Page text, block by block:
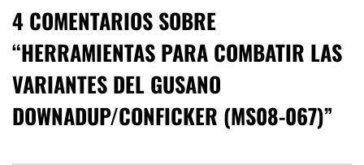
4 COMENTARIOS SOBRE
“HERRAMIENTAS PARA COMBATIR LAS
VARIANTES DEL GUSANO
DOWNADUP/CONFICKER (MS08-067)”